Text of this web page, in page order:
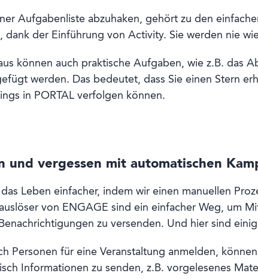
Aufgabenliste abzuhaken, gehört zu den
dank der Einführung von Activity. Sie werden nie
können auch praktische Aufgaben, wie z.B. das
werden. Das bedeutet, dass Sie einen Stern
in PORTAL verfolgen können.
und vergessen mit automatischen
Leben einfacher, indem wir einen manuellen
von ENGAGE sind ein einfacher Weg, um
zu versenden. Und hier sind
Personen für eine Veranstaltung anmelden,
Informationen zu senden, z.B. vorgelesenes